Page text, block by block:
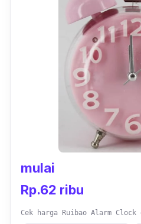
mulai
Rp.62 ribu
Cek harga Ruibao Alarm